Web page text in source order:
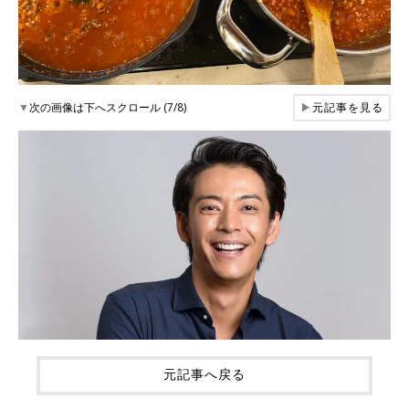
▼次の画像は下へスクロール (7/8) ▶元記事を見る
元記事へ戻る